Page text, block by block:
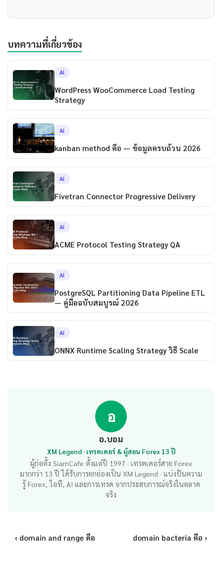
บทความที่เกี่ยวข้อง
AI
WordPress WooCommerce Load Testing
Strategy
AI
kanban method คือ — ข้อมูลครบถ้วน 2026
AI
Fivetran Connector Progressive Delivery
AI
ACME Protocol Testing Strategy QA
AI
PostgreSQL Partitioning Data Pipeline ETL
— คู่มือฉบับสมบูรณ์ 2026
AI
ONNX Runtime Scaling Strategy วิธี Scale
อ
อ.บอม
XM Legend · เทรดเดอร์ & ผู้สอน Forex 13 ปี
ผู้ก่อตั้ง SiamCafe ตั้งแต่ปี 1997 · เทรดเดอร์สาย Forex
มากกว่า 13 ปี ได้รับการยกย่องเป็น XM Legend · แบ่งปันความ
รู้ Forex, ไอที, AI และการเทรด จากประสบการณ์จริงในตลาด
จริง
‹ domain and range คือ domain bacteria คือ ›